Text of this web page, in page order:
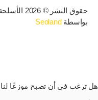
حقوق
بواسطة Seoland
هل ترغب في أن تصبح موزعًا لنا